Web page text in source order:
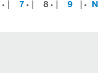
7 8 9